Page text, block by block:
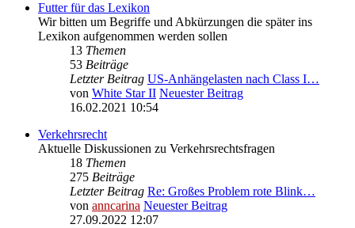
Futter für das Lexikon
Wir bitten um Begriffe und Abkürzungen die später ins
Lexikon aufgenommen werden sollen
13 Themen
53 Beiträge
Letzter Beitrag US-Anhängelasten nach Class I…
von White Star II Neuester Beitrag
16.02.2021 10:54
Verkehrsrecht
Aktuelle Diskussionen zu Verkehrsrechtsfragen
18 Themen
275 Beiträge
Letzter Beitrag Re: Großes Problem rote Blink…
von anncarina Neuester Beitrag
27.09.2022 12:07